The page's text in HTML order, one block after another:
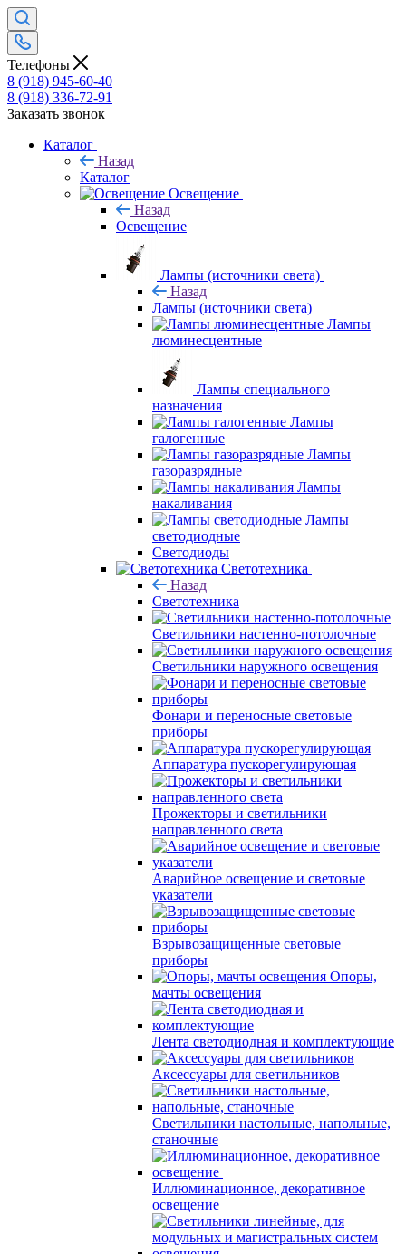
Телефоны
8 (918) 945-60-40
8 (918) 336-72-91
Заказать звонок
Каталог
Назад
Каталог
Освещение
Назад
Освещение
Лампы (источники света)
Назад
Лампы (источники света)
Лампы
люминесцентные
Лампы специального
назначения
Лампы
галогенные
Лампы
газоразрядные
Лампы
накаливания
Лампы
светодиодные
Светодиоды
Светотехника
Назад
Светотехника
Светильники настенно-потолочные
Светильники наружного освещения
Фонари и переносные световые
приборы
Аппаратура пускорегулирующая
Прожекторы и светильники
направленного света
Аварийное освещение и световые
указатели
Взрывозащищенные световые
приборы
Опоры,
мачты освещения
Лента светодиодная и комплектующие
Аксессуары для светильников
Светильники настольные, напольные,
станочные
Иллюминационное, декоративное
освещение